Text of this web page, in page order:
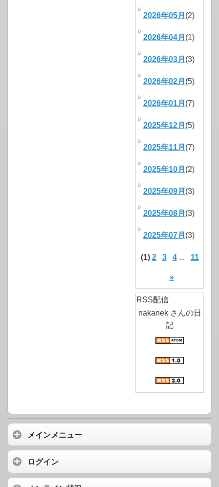
2026年05月 (2)
2026年04月 (1)
2026年03月 (3)
2026年02月 (5)
2026年01月 (7)
2025年12月 (5)
2025年11月 (7)
2025年10月 (2)
2025年09月 (3)
2025年08月 (3)
2025年07月 (3)
(1) 2 3 4... 11
»
RSS配信
nakanek さんの日
記
メインメニュー
ログイン